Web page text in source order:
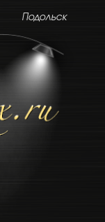
Подольск